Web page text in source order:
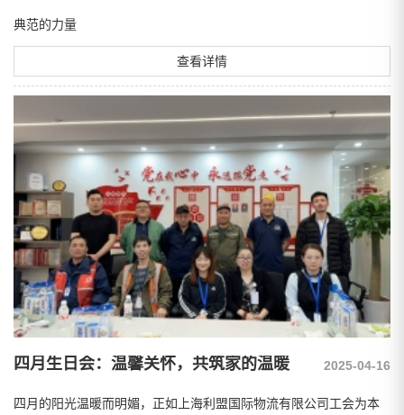
典范的力量
查看详情
四月生日会：温馨关怀，共筑家的温暖 2025-04-16
四月的阳光温暖而明媚，正如上海利盟国际物流有限公司工会为本